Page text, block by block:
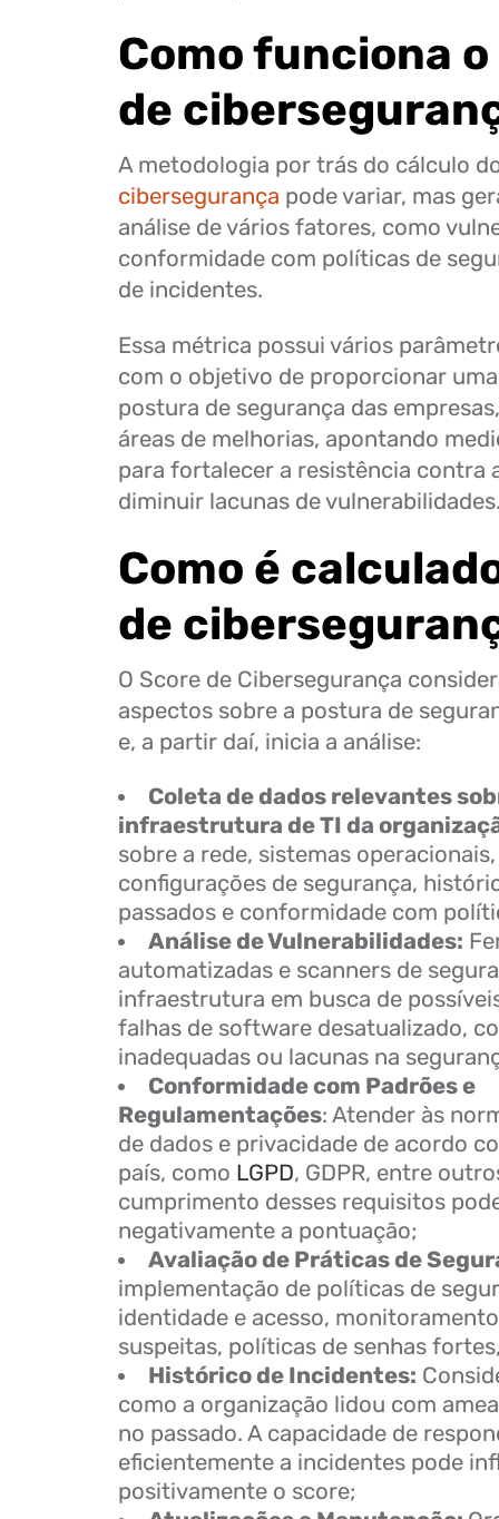
Como funciona
de
A metodologia por trás do cálculo
cibersegurança pode variar, mas
análise de vários fatores, como
conformidade com políticas de
de incidentes.
Essa métrica possui vários
com o objetivo de proporcionar
postura de segurança das
áreas de melhorias, apontando
para fortalecer a resistência contra
diminuir lacunas de
Como é
de
O Score de Cibersegurança
aspectos sobre a postura de
e, a partir daí, inicia a análise:
Coleta de dados relevantes
infraestrutura de TI da
sobre a rede, sistemas
configurações de segurança,
passados e conformidade com
Análise de Vulnerabilidades:
automatizadas e scanners de
infraestrutura em busca de
falhas de software desatualizado,
inadequadas ou lacunas na
Conformidade com Padrões e
Regulamentações: Atender às
de dados e privacidade de acordo
país, como LGPD, GDPR, entre
cumprimento desses requisitos
negativamente a pontuação;
Avaliação de Práticas de
implementação de políticas de
identidade e acesso,
suspeitas, políticas de senhas
Histórico de Incidentes:
como a organização lidou com
no passado. A capacidade de
eficientemente a incidentes pode
positivamente o score;